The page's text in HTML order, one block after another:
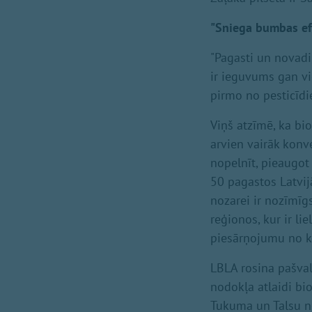
"Sniega bumbas
"Pagasti un
ir ieguvums gan
pirmo no
Viņš atzīmē, ka
arvien vairāk
nopelnīt,
50 pagastos
nozarei ir
reģionos, kur ir
piesārņojumu no
LBLA rosina
nodokļa atlaidi
Tukuma un Talsu